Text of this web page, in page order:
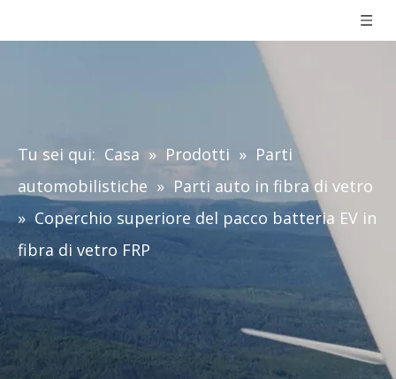
Tu sei qui: Casa » Prodotti » Parti
automobilistiche » Parti auto in fibra di vetro
» Coperchio superiore del pacco batteria EV in
fibra di vetro FRP